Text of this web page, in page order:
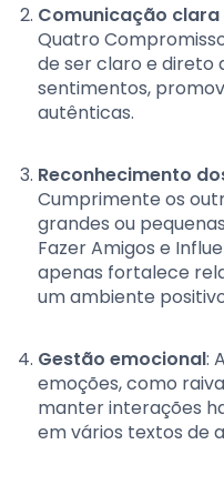
Comunicação clara
Quatro
de ser claro e direto
sentimentos,
autênticas.
Reconhecimento
Cumprimente os
grandes ou
Fazer Amigos e
apenas fortalece
um ambiente
Gestão emocional:
emoções, como
manter interações
em vários textos de